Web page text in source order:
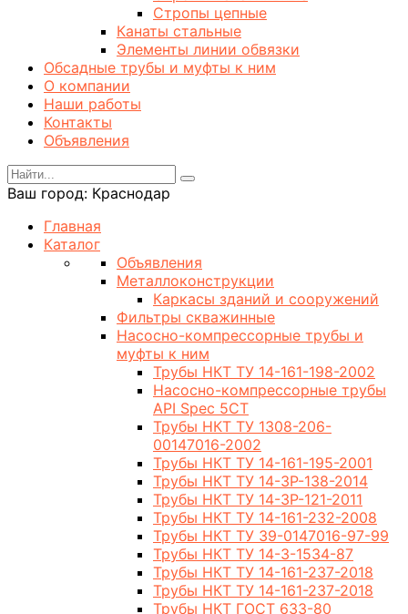
Стропы цепные
Канаты стальные
Элементы линии обвязки
Обсадные трубы и муфты к ним
О компании
Наши работы
Контакты
Объявления
Ваш город: Краснодар
Главная
Каталог
Объявления
Металлоконструкции
Каркасы зданий и сооружений
Фильтры скважинные
Насосно-компрессорные трубы и
муфты к ним
Трубы НКТ ТУ 14-161-198-2002
Насосно-компрессорные трубы
API Spec 5CT
Трубы НКТ ТУ 1308-206-
00147016-2002
Трубы НКТ ТУ 14-161-195-2001
Трубы НКТ ТУ 14-3Р-138-2014
Трубы НКТ ТУ 14-3Р-121-2011
Трубы НКТ ТУ 14-161-232-2008
Трубы НКТ ТУ 39-0147016-97-99
Трубы НКТ ТУ 14-3-1534-87
Трубы НКТ ТУ 14-161-237-2018
Трубы НКТ ТУ 14-161-237-2018
Трубы НКТ ГОСТ 633-80